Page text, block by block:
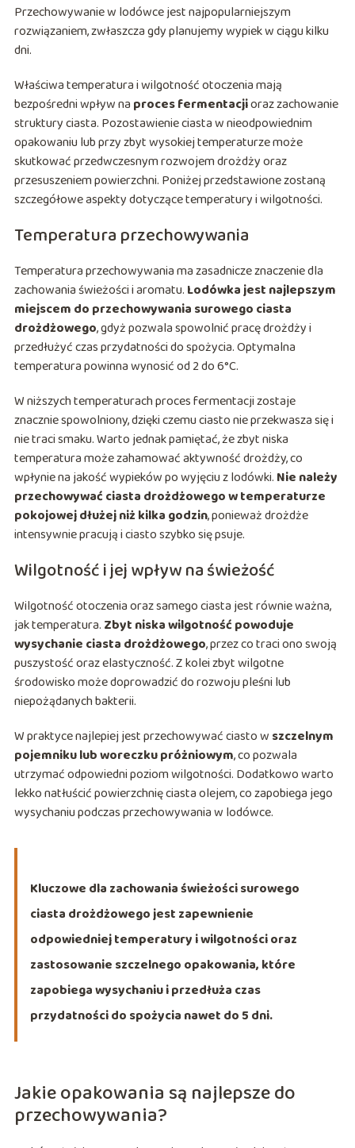
Przechowywanie w lodówce jest najpopularniejszym
rozwiązaniem, zwłaszcza gdy planujemy wypiek w ciągu kilku
dni.
Właściwa temperatura i wilgotność otoczenia mają
bezpośredni wpływ na proces fermentacjioraz zachowanie
struktury ciasta. Pozostawienie ciasta w nieodpowiednim
opakowaniu lub przy zbyt wysokiej temperaturze może
skutkować przedwczesnym rozwojem drożdży oraz
przesuszeniem powierzchni. Poniżej przedstawione zostaną
szczegółowe aspekty dotyczące temperatury i wilgotności.
Temperatura przechowywania
Temperatura przechowywania ma zasadnicze znaczenie dla
zachowania świeżości i aromatu. Lodówka jest najlepszym
miejscem do przechowywania surowego ciasta
drożdżowego, gdyż pozwala spowolnić pracę drożdży i
przedłużyć czas przydatności do spożycia. Optymalna
temperatura powinna wynosić od 2 do 6°C.
W niższych temperaturach proces fermentacji zostaje
znacznie spowolniony, dzięki czemu ciasto nie przekwasza się i
nie traci smaku. Warto jednak pamiętać, że zbyt niska
temperatura może zahamować aktywność drożdży, co
wpłynie na jakość wypieków po wyjęciu z lodówki. Nie należy
przechowywać ciasta drożdżowego w temperaturze
pokojowej dłużej niż kilka godzin, ponieważ drożdże
intensywnie pracują i ciasto szybko się psuje.
Wilgotność i jej wpływ na świeżość
Wilgotność otoczenia oraz samego ciasta jest równie ważna,
jak temperatura. Zbyt niska wilgotność powoduje
wysychanie ciasta drożdżowego, przez co traci ono swoją
puszystość oraz elastyczność. Z kolei zbyt wilgotne
środowisko może doprowadzić do rozwoju pleśni lub
niepożądanych bakterii.
W praktyce najlepiej jest przechowywać ciasto w szczelnym
pojemniku lub woreczku próżniowym, co pozwala
utrzymać odpowiedni poziom wilgotności. Dodatkowo warto
lekko natłuścić powierzchnię ciasta olejem, co zapobiega jego
wysychaniu podczas przechowywania w lodówce.
Kluczowe dla zachowania świeżości surowego
ciasta drożdżowego jest zapewnienie
odpowiedniej temperatury i wilgotności oraz
zastosowanie szczelnego opakowania, które
zapobiega wysychaniu i przedłuża czas
przydatności do spożycia nawet do 5 dni.
Jakie opakowania są najlepsze do
przechowywania?